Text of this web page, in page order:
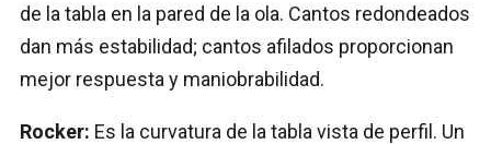
de la tabla en la pared de la ola. Cantos redondeados
dan más estabilidad; cantos afilados proporcionan
mejor respuesta y maniobrabilidad.
Rocker: Es la curvatura de la tabla vista de perfil. Un